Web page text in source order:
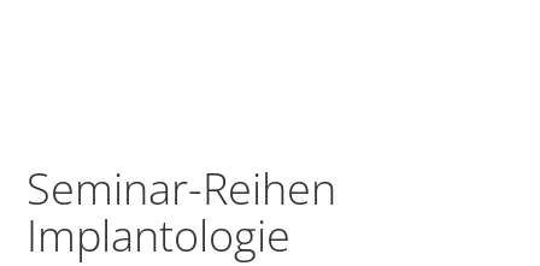
Seminar-Reihen
Implantologie